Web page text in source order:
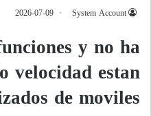
System Account
2026-07-09
y no ha
velocidad estan
de moviles